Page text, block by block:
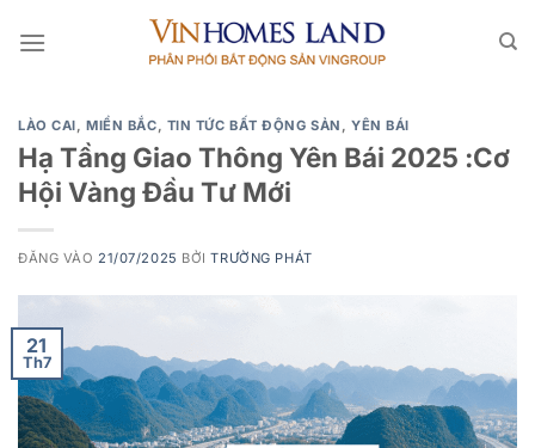
qua
LÀO CAI,MIỀN BẮC, TIN TỨC BẤT ĐỘNG SẢN , YÊN BÁI
Hạ Tầng Giao Thông Yên Bái 2025 :Cơ
Hội Vàng Đầu Tư Mới
ĐĂNG VÀO 21/07/2025 BỞITRƯỜNG PHÁT
21
Th7